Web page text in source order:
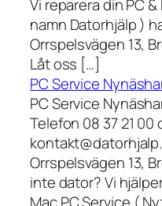
Vi reparera din PC
namn Datorhjälp )
Orrspelsvägen 13,
Låt oss […]
PC Service
PC Service
Telefon 08 37 21
Orrspelsvägen 13,
inte dator? Vi